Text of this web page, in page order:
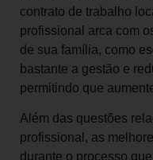
contrato de trabalho
profissional arca com
de sua família, como
bastante a gestão e
permitindo que
Além das questões
profissional, as
durante o processo